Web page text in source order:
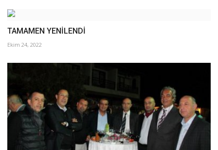
TAMAMEN YENİLENDİ
Ekim 24, 2022